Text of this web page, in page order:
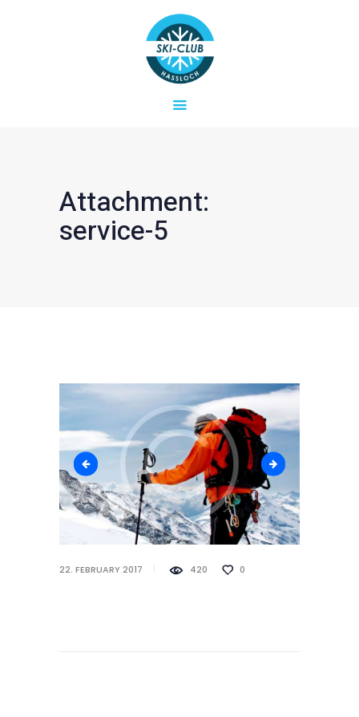
Attachment:
service-5
SKICLUB HASSLOCH E.V.
Ski- und Snowboard-Freizeiten in der Region
Termine & Fahrten
service-4 service-6
22. FEBRUARY 2017 420 0